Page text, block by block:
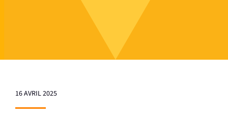
16 AVRIL 2025